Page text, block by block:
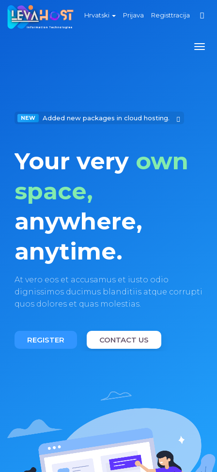
Hrvatski Prijava Registtracija
NEW Added new packages in cloud hosting.
Your very own
space,
anywhere,
anytime.
At vero eos et accusamus et iusto odio
dignissimos ducimus blanditiis atque corrupti
quos dolores et quas molestias.
REGISTER CONTACT US